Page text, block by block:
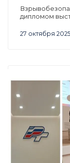
27 октября 2025
дипломом